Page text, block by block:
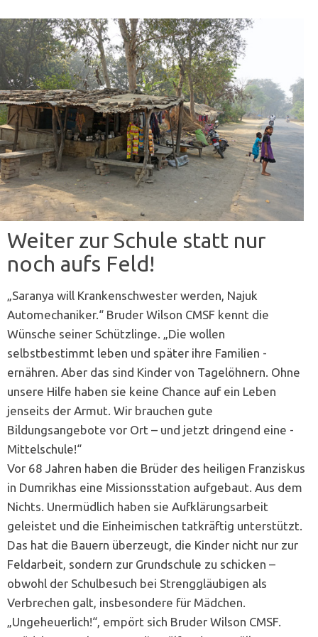
Weiter zur Schule statt nur
noch aufs Feld!
„Saranya will Krankenschwester werden, Najuk
Automechaniker.“ Bruder Wilson CMSF kennt die
Wünsche seiner Schützlinge. „Die wollen
selbstbestimmt leben und später ihre Familien ­
ernähren. Aber das sind Kinder von ­Tagelöhnern. ­Ohne
unsere Hilfe haben sie keine Chance auf ein ­Leben
jenseits der Armut. Wir brauchen gute
Bildungsangebote vor Ort – und jetzt dringend eine ­
Mittelschule!“
Vor 68 Jahren haben die Brüder des heiligen Franziskus
in Dumrikhas eine ­Missionsstation aufgebaut. Aus dem
Nichts. Unermüdlich ­haben sie Aufklärungsarbeit
geleistet und die Einheimischen tatkräftig unterstützt.
Das hat die ­Bauern überzeugt, die Kinder nicht nur zur
Feldarbeit, sondern zur Grundschule zu schicken –
obwohl der Schulbesuch bei Strenggläubigen als
Verbrechen galt, insbesondere für Mädchen.
„Ungeheuer­lich!“, empört sich Bruder Wilson CMSF.